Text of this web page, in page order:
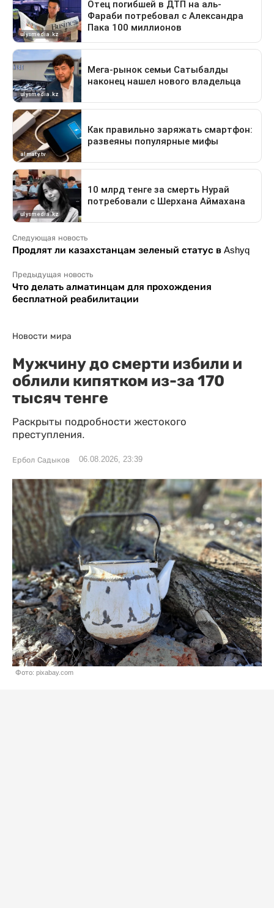
Следующая новость
Продлят ли казахстанцам зеленый статус в Ashyq
Предыдущая новость
Что делать алматинцам для прохождения
бесплатной реабилитации
Новости мира
Мужчину до смерти избили и
облили кипятком из-за 170
тысяч тенге
Раскрыты подробности жестокого
преступления.
Ербол Садыков 06.08.2026, 23:39
Фото: pixabay.com